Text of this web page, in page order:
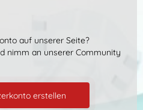
auf unserer Seite?
nimm an unserer Community
erstellen